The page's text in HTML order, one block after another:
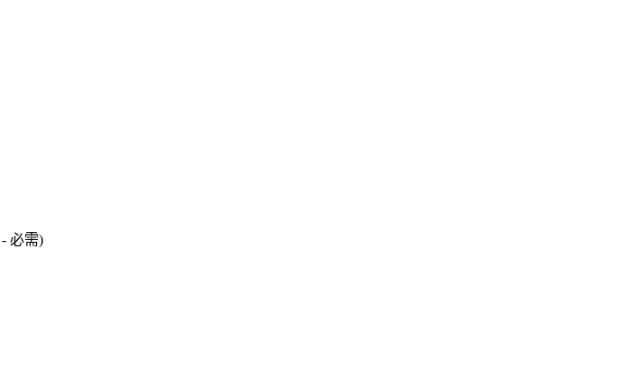
必需)